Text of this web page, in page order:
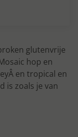
glutenvrije
hop en
en tropical en
is zoals je van